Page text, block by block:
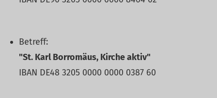
Betreff:
"St. Karl Borromäus, Kirche aktiv"
IBAN DE48 3205 0000 0000 0387 60